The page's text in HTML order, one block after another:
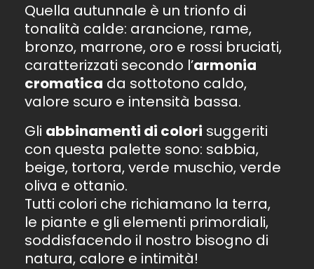
Quella autunnale è un trionfo di
tonalità calde: arancione, rame,
bronzo, marrone, oro e rossi bruciati,
caratterizzati secondo l’armonia
cromatica da sottotono caldo,
valore scuro e intensità bassa.
Gli abbinamenti di colori suggeriti
con questa palette sono: sabbia,
beige, tortora, verde muschio, verde
oliva e ottanio.
Tutti colori che richiamano la terra,
le piante e gli elementi primordiali,
soddisfacendo il nostro bisogno di
natura, calore e intimità!